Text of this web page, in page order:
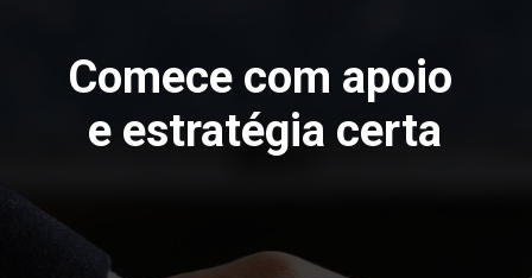
Comece com apoio
e estratégia certa